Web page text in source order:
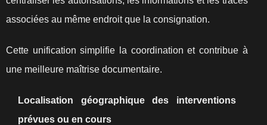
associées au même endroit que la consignation.
Cette unification simplifie la coordination et contribue à
une meilleure maîtrise documentaire.
Localisation géographique des interventions
prévues ou en cours